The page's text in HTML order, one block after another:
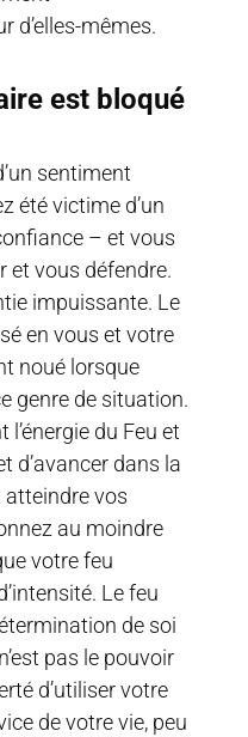
d’elles-mêmes.
est bloqué
sentiment
été victime d’un
– et vous
et vous défendre.
impuissante. Le
en vous et votre
noué lorsque
genre de situation.
du Feu et
d’avancer dans la
atteindre vos
au moindre
votre feu
Le feu
de soi
pas le pouvoir
d’utiliser votre
de votre vie, peu